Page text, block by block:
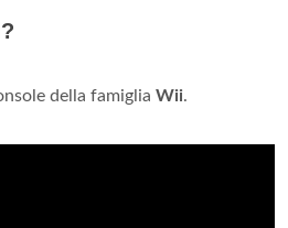
della famiglia Wii.